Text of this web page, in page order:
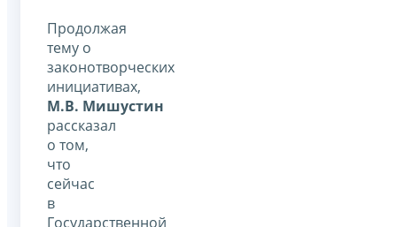
Продолжая
тему о
законотворческих
инициативах,
М.В. Мишустин
рассказал
о том,
что
сейчас
в
Государственной